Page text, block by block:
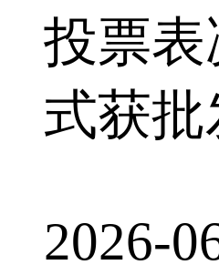
投票表
式获批
2026-